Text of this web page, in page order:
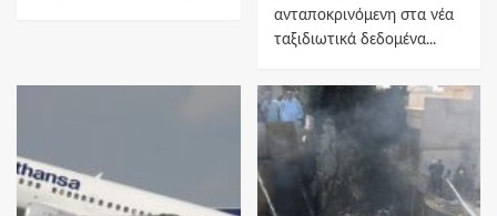
ανταποκρινόμενη στα νέα
ταξιδιωτικά δεδομένα...